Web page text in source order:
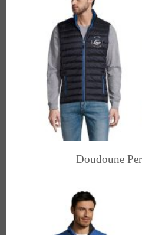
Doudoune